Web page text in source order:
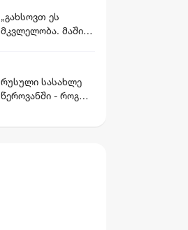
რჩეული
„გახსოვთ ეს
მკვლელობა. მაშინ
მიაყენეს...“ -
მოკლული ბიჭის
რუსული სასახლე
წეროვანში - როგორ